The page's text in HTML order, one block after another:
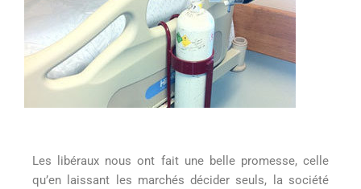
Les libéraux nous ont fait une belle promesse, celle
qu’en laissant les marchés décider seuls, la société